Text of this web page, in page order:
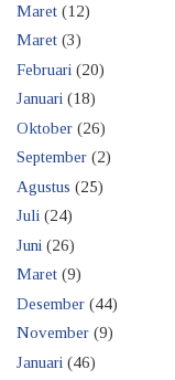
Maret (12)
Maret (3)
Februari (20)
Januari (18)
Oktober (26)
September (2)
Agustus (25)
Juli (24)
Juni (26)
Maret (9)
Desember (44)
November (9)
Januari (46)